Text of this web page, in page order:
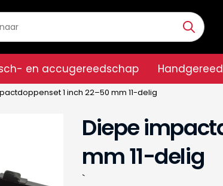
en accugereedschap
1 inch 22–50 mm 11-delig
Diepe
mm 11-delig
`